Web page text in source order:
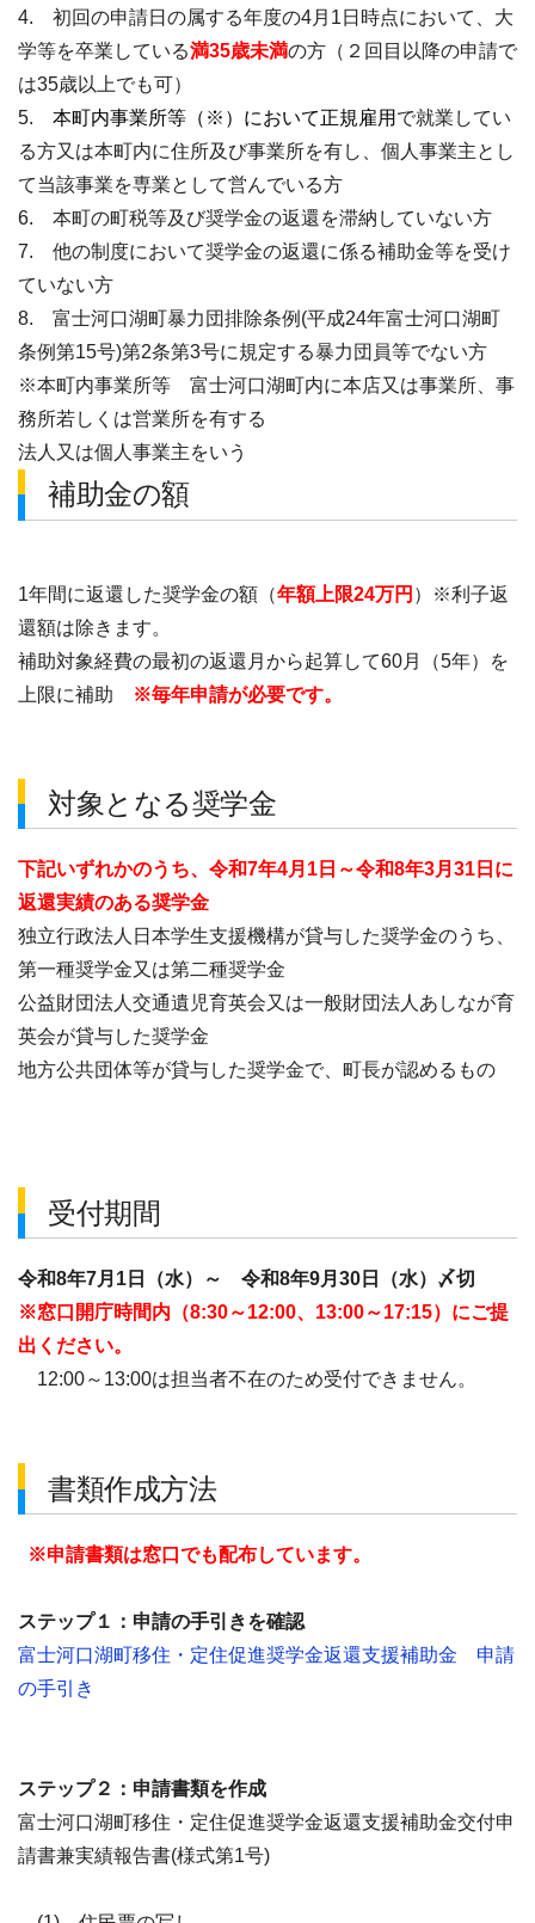
4. 初回の申請日の属する年度の4月1日時点において、大
学等を卒業している満35歳未満の方（２回目以降の申請で
は35歳以上でも可）
5. 本町内事業所等（※）において正規雇用 で就業してい
る方又は本町内に住所及び事業所を有し、個人事業主とし
て当該事業を専業として営んでいる方
6. 本町の町税等及び奨学金の返還を滞納していない方
7. 他の制度において奨学金の返還に係る補助金等を受け
ていない方
8. 富士河口湖町暴力団排除条例(平成24年富士河口湖町
条例第15号)第2条第3号に規定する暴力団員等でない方
※本町内事業所等 富士河口湖町内に本店又は事業所、事
務所若しくは営業所を有する
法人又は個人事業主をいう
補助金の額
1年間に返還した奨学金の額（年額上限24万円 ）※利子返
還額は除きます。
補助対象経費の最初の返還月から起算して60月（5年）を
上限に補助
※毎年申請が必要です。
対象となる奨学金
下記いずれかのうち、令和7年4月1日～令和8年3月31日に
返還実績のある奨学金
独立行政法人日本学生支援機構が貸与した奨学金のうち、
第一種奨学金又は第二種奨学金
公益財団法人交通遺児育英会又は一般財団法人あしなが育
英会が貸与した奨学金
地方公共団体等が貸与した奨学金で、町長が認めるもの
受付期間
令和8年7月1日（水）～ 令和8年9月30日（水）〆切
※窓口開庁時間内（8:30～12:00、13:00～17:15）にご提
出ください。
12:00～13:00は担当者不在のため受付できません。
書類作成方法
※申請書類は窓口でも配布しています。
ステップ１：申請の手引きを確認
富士河口湖町移住・定住促進奨学金返還支援補助金 申請
の手引き
ステップ２：申請書類を作成
富士河口湖町移住・定住促進奨学金返還支援補助金交付申
請書兼実績報告書(様式第1号)